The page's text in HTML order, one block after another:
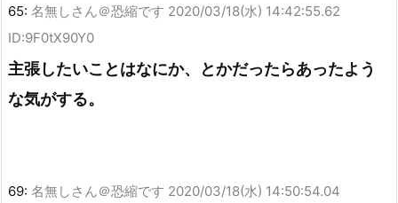
65: 名無しさん＠恐縮です 2020/03/18(水) 14:42:55.62
ID:9F0tX90Y0
主張したいことはなにか、とかだったらあったよう
な気がする。
69: 名無しさん＠恐縮です 2020/03/18(水) 14:50:54.04